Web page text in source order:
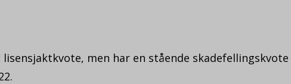
men har en stående skadefellingskvote